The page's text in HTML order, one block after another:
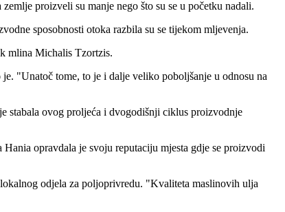
proizveli su manje nego što su se u početku nadali.
sposobnosti otoka razbila su se tijekom mljevenja.
mlina Michalis Tzortzis.
je. "Unatoč tome, to je i dalje veliko poboljšanje u odnosu na
stabala ovog proljeća i dvogodišnji ciklus proizvodnje
opravdala je svoju reputaciju mjesta gdje se proizvodi
odjela za poljoprivredu. "Kvaliteta maslinovih ulja